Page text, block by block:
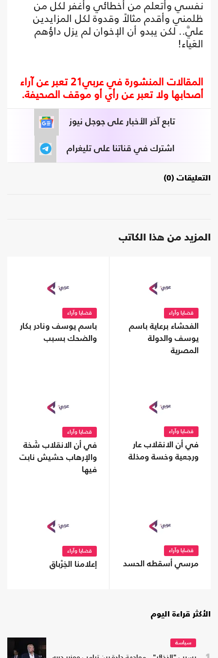
نفسي وأتعلم من أخطائي وأغفر لكل من
ظلمني وأقدم مثالاً وقدوة لكل المزايدين
عليَّ.. لكن يبدو أن الإخوان لم يزل داؤهم
العَياء!
المقالات المنشورة في عربي21 تعبر عن آراء
أصحابها ولا تعبر عن رأي أو موقف الصحيفة.
تابع آخر الأخبار على جوجل نيوز
اشترك في قناتنا على تليغرام
التعليقات (0)
المزيد من هذا الكاتب
قضايا وآراء
الفحشاء برعاية باسم
يوسف والدولة
المصرية
قضايا وآراء
باسم يوسف ونادر بكار
والضحك بسبب
قضايا وآراء
في أن الانقلاب عار
ورجعية وخسة ومذلة
قضايا وآراء
في أن الانقلاب شَخة
والإرهاب حشيش نابت
فيها
قضايا وآراء
مرسي أسقطه الحسد
قضايا وآراء
إعلامنا الخِرْباق
الأكثر قراءة اليوم
سياسة